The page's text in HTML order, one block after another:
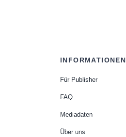
INFORMATIONEN
Für Publisher
FAQ
Mediadaten
Über uns